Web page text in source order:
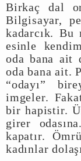
Birkaç dal
Bilgisayar,
kadarcık. Bu
esinle
oda bana ait
oda bana ait.
“odayı”
imgeler.
bir hapistir.
girer
kapatır.
kadınlar